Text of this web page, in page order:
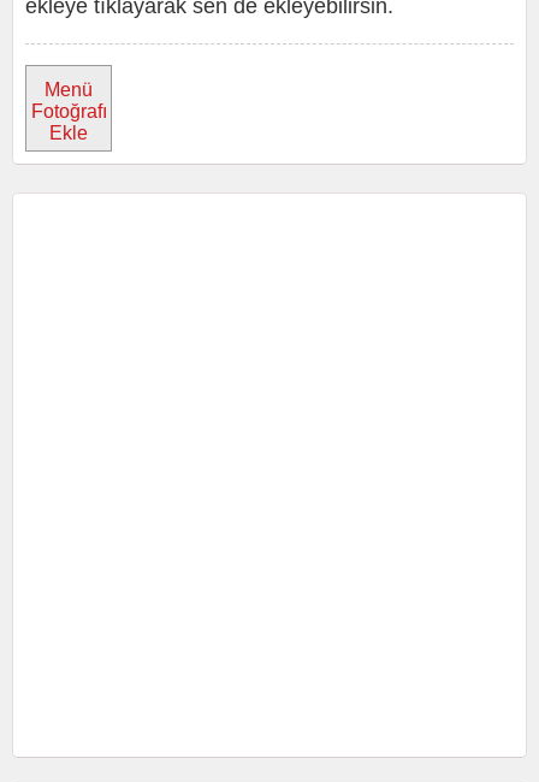
ekleye tıklayarak sen de ekleyebilirsin.
Menü
Fotoğrafı
Ekle